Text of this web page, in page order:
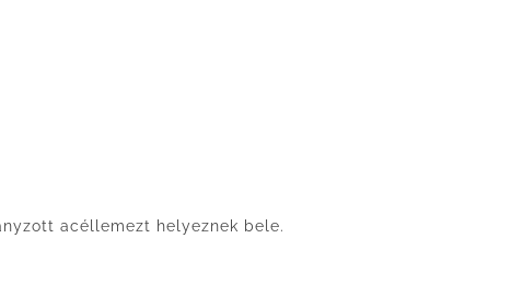
acéllemezt helyeznek bele.